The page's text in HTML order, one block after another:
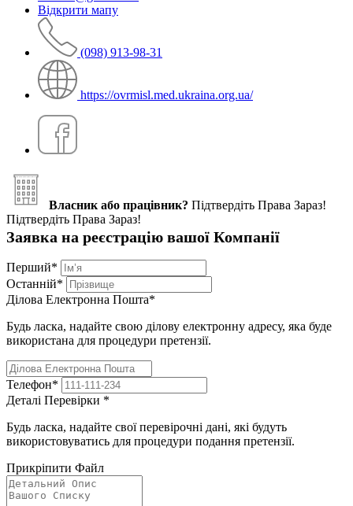
Відкрити мапу
(098) 913-98-31
https://ovrmisl.med.ukraina.org.ua/
Власник або працівник? Підтвердіть Права Зараз!
Підтвердіть Права Зараз!
Заявка на реєстрацію вашої Компанії
Перший*
Останній*
Ділова Електронна Пошта*
Будь ласка, надайте свою ділову електронну адресу, яка буде
використана для процедури претензії.
Телефон*
Деталі Перевірки *
Будь ласка, надайте свої перевірочні дані, які будуть
використовуватись для процедури подання претензії.
Прикріпити Файл